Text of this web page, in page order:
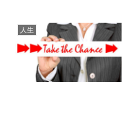
人生